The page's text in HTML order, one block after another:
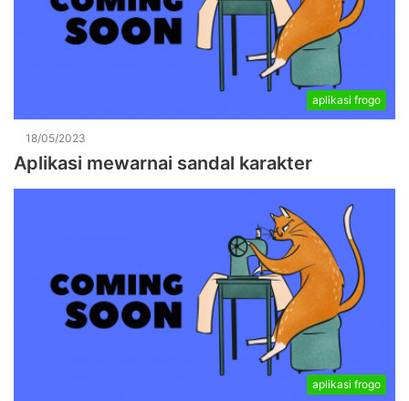
aplikasi frogo
18/05/2023
Aplikasi mewarnai sandal karakter
aplikasi frogo